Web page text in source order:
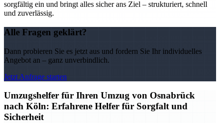
sorgfältig ein und bringt alles sicher ans Ziel – strukturiert, schnell
und zuverlässig.
Alle Fragen geklärt?
Dann probieren Sie es jetzt aus und fordern Sie Ihr individuelles
Angebot an – ganz unverbindlich.
Jetzt Anfrage starten
Umzugshelfer für Ihren Umzug von Osnabrück
nach Köln: Erfahrene Helfer für Sorgfalt und
Sicherheit